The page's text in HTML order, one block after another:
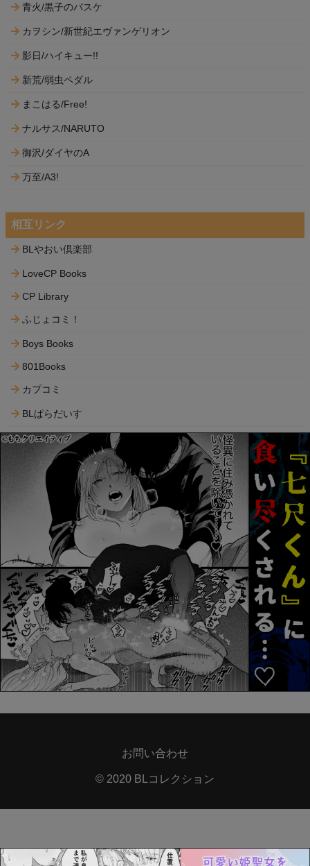
青火/黒子のバスケ
カヲシン/新世紀エヴァンゲリオン
影日/ハイキュー!!
新荒/弱虫ペダル
まこはる/Free!
ナルサス/NARUTO
御沢/ダイヤのA
万至/A3!
相互リンク
BLやおい倶楽部
LoveCP Books
CP Library
ふじょコミ！
Boys Books
801Books
カプコミ
BLぱらだいす
お問い合わせ
© 2020 BLコレクション